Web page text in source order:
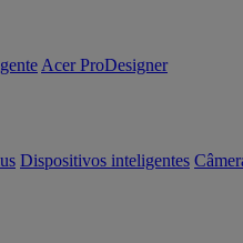
Acer ProDesigner
Dispositivos inteligentes